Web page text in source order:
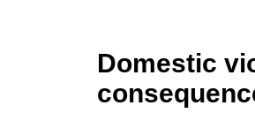
Domestic